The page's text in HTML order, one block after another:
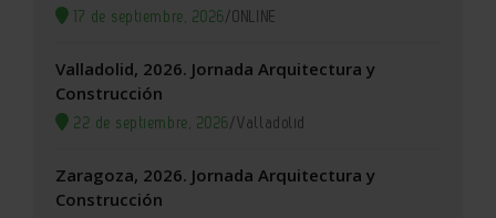
17 de septiembre, 2026/ONLINE
Valladolid, 2026. Jornada Arquitectura y
Construcción
22 de septiembre, 2026/Valladolid
Zaragoza, 2026. Jornada Arquitectura y
Construcción